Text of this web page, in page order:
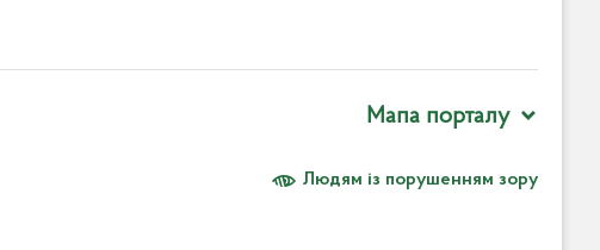
Людям із порушенням зору
Мапа порталу
Повідомлення про корупцію